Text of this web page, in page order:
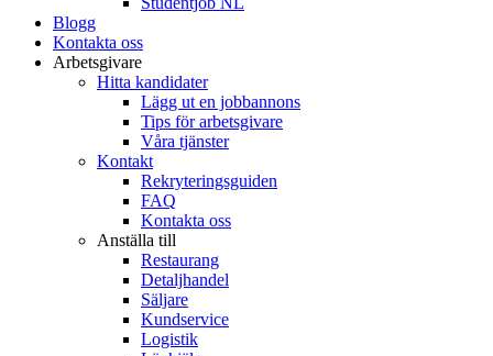
Blogg
Kontakta oss
Arbetsgivare
Hitta kandidater
Lägg ut en jobbannons
Tips för arbetsgivare
Våra tjänster
Kontakt
Rekryteringsguiden
FAQ
Kontakta oss
Anställa till
Restaurang
Detaljhandel
Säljare
Kundservice
Logistik